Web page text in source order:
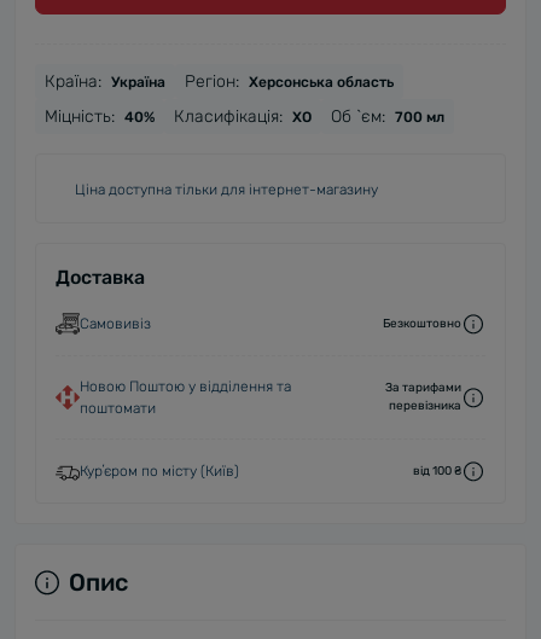
Країна: Україна Регіон: Херсонська область
Міцність: 40% Класифікація: XO Об `єм: 700 мл
Ціна доступна тільки для інтернет-магазину
Доставка
Самовивіз Безкоштовно
Новою Поштою у відділення та
поштомати
За тарифами
перевізника
Курʼєром по місту (Київ) від 100 ₴
Опис